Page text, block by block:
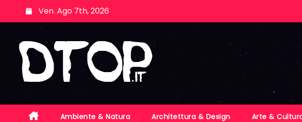
k
Ven. Ago 7th, 2026
Ambiente & Natura Architettura & Design Arte &